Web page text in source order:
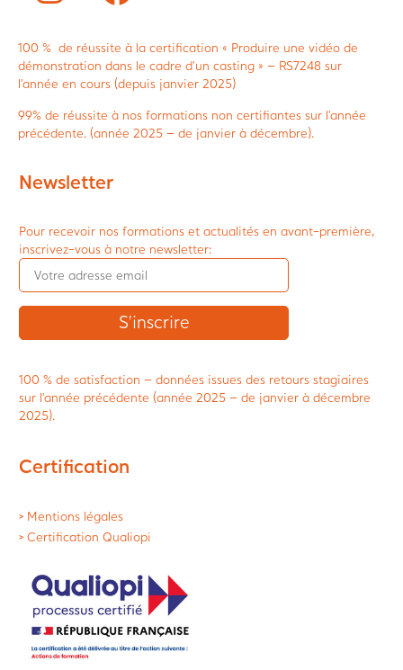
100 % de réussite à la certification « Produire une vidéo de
démonstration dans le cadre d’un casting » – RS7248 sur
l’année en cours (depuis janvier 2025)
99% de réussite à nos formations non certifiantes sur l’année
précédente. (année 2025 – de janvier à décembre).
Newsletter
Pour recevoir nos formations et actualités en avant-première,
inscrivez-vous à notre newsletter:
100 % de satisfaction – données issues des retours stagiaires
sur l’année précédente (année 2025 – de janvier à décembre
2025).
Certification
> Mentions légales
> Certification Qualiopi